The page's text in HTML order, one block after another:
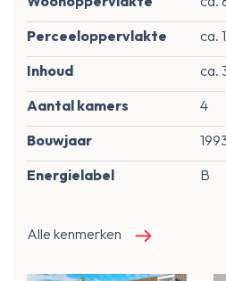
Perceeloppervlakte
ca.
Inhoud
ca.
Aantal kamers
4
Bouwjaar
Energielabel
B
Alle kenmerken